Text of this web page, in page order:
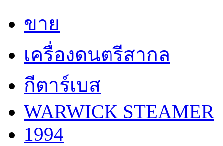
ขาย
เครื่องดนตรีสากล
กีตาร์เบส
WARWICK STEAMER
1994